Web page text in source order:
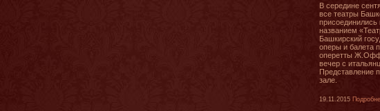
В середине
все театры
присоединились
названием
Башкирский
оперы и балета
оперетты
вечер с
Представление
зале.
19.11.2015